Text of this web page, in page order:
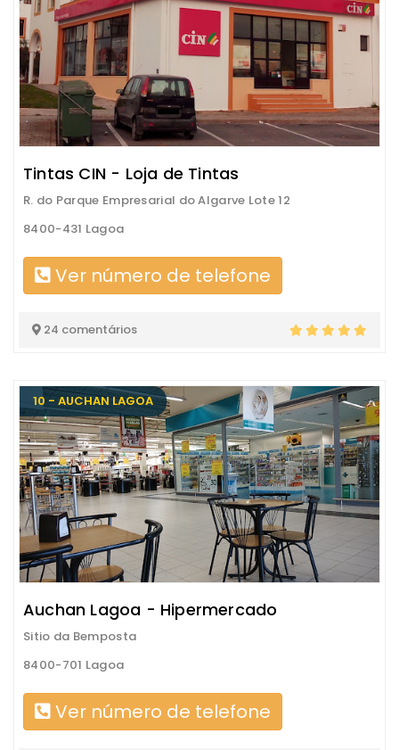
Tintas CIN - Loja de Tintas
R. do Parque Empresarial do Algarve Lote 12
8400-431 Lagoa
Ver número de telefone
24 comentários
10 - AUCHAN LAGOA
Auchan Lagoa - Hipermercado
Sitio da Bemposta
8400-701 Lagoa
Ver número de telefone